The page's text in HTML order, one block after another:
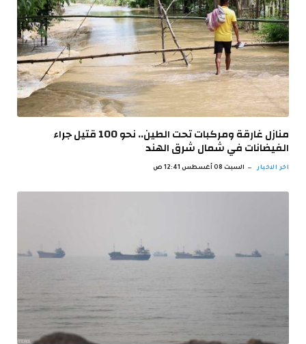
منازل غارقة ومركبات تحت الطين.. نحو 100 قتيل جراء
الفيضانات في شمال شرق الهند
اخر الاخبار السبت 08 أغسطس 12:41 ص